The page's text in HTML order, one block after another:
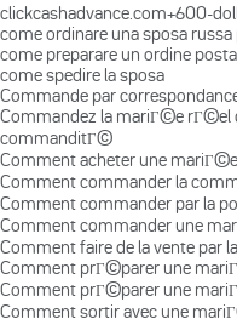
clickcashadvance.com+600-
come ordinare una sposa russa
come preparare un ordine
come spedire la sposa
Commande par
Commandez la mariГ©e rГ©el
commanditГ©
Comment acheter une
Comment commander la
Comment commander par la
Comment commander une
Comment faire de la vente par
Comment prГ©parer une
Comment prГ©parer une
Comment sortir avec une